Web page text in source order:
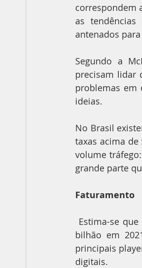
correspondem
as
antenados
Segundo a
precisam lidar
problemas em
ideias.
No Brasil
taxas acima
volume
grande parte
Faturamento
bilhão em
principais
digitais.